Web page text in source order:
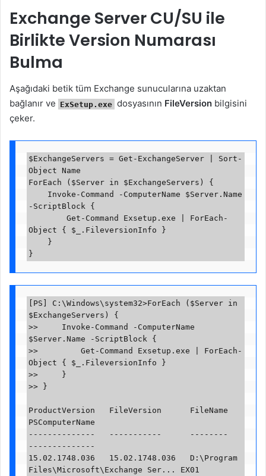
Exchange Server CU/SU ile
Birlikte Version Numarası
Bulma
Aşağıdaki betik tüm Exchange sunucularına uzaktan
bağlanır ve ExSetup.exe dosyasının FileVersionbilgisini
çeker.
$ExchangeServers = Get-ExchangeServer | Sort-
Object Name
ForEach ($Server in $ExchangeServers) {
-ScriptBlock {
Object { $_.FileversionInfo }
[PS] C:\Windows\system32>ForEach ($Server in
$ExchangeServers) {
>>     Invoke-Command -ComputerName
$Server.Name -ScriptBlock {
>>         Get-Command Exsetup.exe | ForEach-
Object { $_.FileversionInfo }
>>     }
>> }
ProductVersion   FileVersion      FileName
PSComputerName
--------------   -----------      --------
--------------
15.02.1748.036   15.02.1748.036   D:\Program
Files\Microsoft\Exchange Ser... EX01